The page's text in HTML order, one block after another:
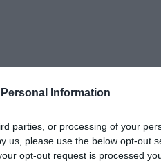
Information
parties, or processing of your
us, please use the below opt-out
opt-out request is processed
σεμινάριο
του PMS
Τεχνητής